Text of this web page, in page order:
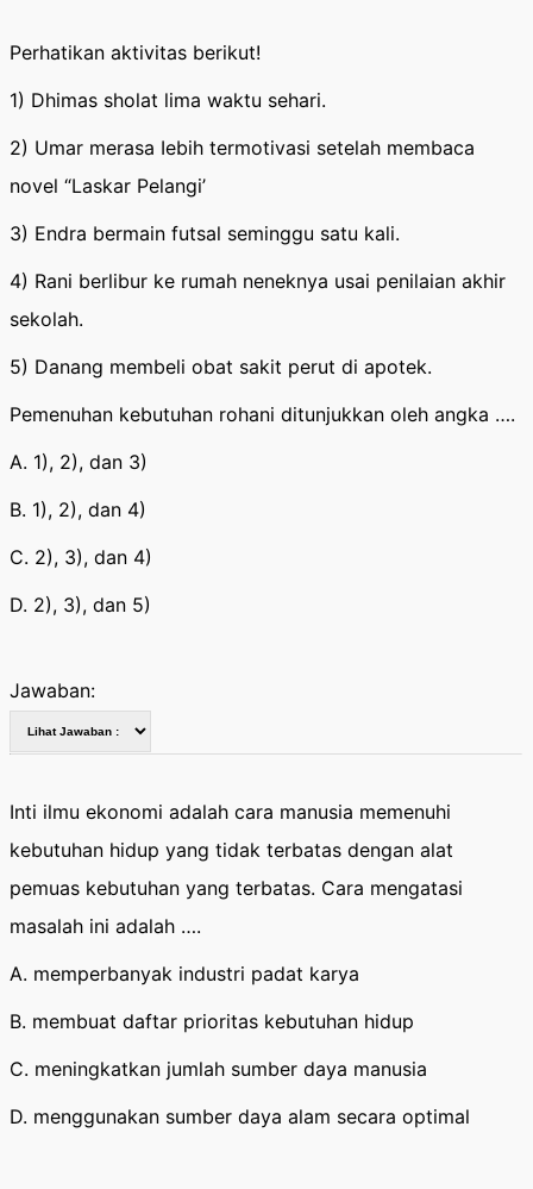
Perhatikan aktivitas berikut!
1) Dhimas sholat lima waktu sehari.
2) Umar merasa Iebih termotivasi setelah membaca
novel “Laskar Pelangi’
3) Endra bermain futsal seminggu satu kali.
4) Rani berlibur ke rumah neneknya usai penilaian akhir
sekolah.
5) Danang membeli obat sakit perut di apotek.
Pemenuhan kebutuhan rohani ditunjukkan oleh angka ….
A. 1), 2), dan 3)
B. 1), 2), dan 4)
C. 2), 3), dan 4)
D. 2), 3), dan 5)
Jawaban:
Inti ilmu ekonomi adalah cara manusia memenuhi
kebutuhan hidup yang tidak terbatas dengan alat
pemuas kebutuhan yang terbatas. Cara mengatasi
masalah ini adalah ….
A. memperbanyak industri padat karya
B. membuat daftar prioritas kebutuhan hidup
C. meningkatkan jumlah sumber daya manusia
D. menggunakan sumber daya alam secara optimal